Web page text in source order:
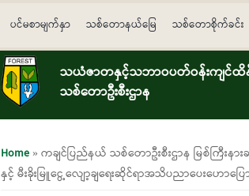
ပင်မစာမျက်နှာ သစ်တောနယ်မြေ သစ်တောစိုက်ခင်း
သယံဇာတနှင့်သဘာဝပတ်ဝန်းကျင်ထိန်း
သစ်တောဦးစီးဌာန
You are here
Home» ကချင်ပြည်နယ် သစ်တောဦးစီးဌာန မြစ်ကြီးန
နှင့် မီးခိုးမြူငွေ့လျော့ချရေးဆိုင်ရာအသိပညာပေးဟောပြေ